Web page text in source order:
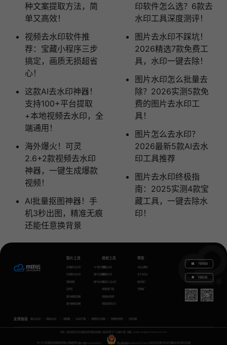
种文案提取方法，简
单又高效！
视频去水印软件推
荐：宝藏小程序三步
搞定，画质无损超省
心！
这款AI去水印神器！
支持100+平台提取
+本地视频去水印，全
端通用！
海外爆火！可灵
2.6+2款视频去水印
神器，一键生成爆款
视频！
AI批量抠图神器！手
机3秒出图，精准无痕
还能任意换背景
印软件怎么选？6款去
水印工具深度测评！
图片去水印不踩坑！
2026精选7款免费工
具，水印一键去除！
图片水印怎么批量去
除？2026实测5款免
费的图片去水印工
具！
图片怎么去水印？
2026最新5款AI去水
印工具推荐
图片去水印终极指
南：2025实测4款宝
藏工具，一键去除水
印！
图片工具
在线图片去水印
在线图片加水印
智能抠图
证件照
图片模糊变清晰
图片模糊变清晰
GIF图片生成
图片无损放大
图片转文字
视频工具
视频去水印
视频加水印
视频怎么去水印
视频提取下载
视频格式转换
视频语音转文字
帮助
水印云教程
关于水印云
联系我们
代理推广
下载电脑版
下载移动端
友情链接 图片去水印 视频去水印 一键抠图 去水印下载 视频转文字提取 免费配音软件
地址：湖北省武汉市东湖新技术开发区关南园一路当代梦工厂4号楼10楼，邮箱：yinglin.wu@udreamtech.com
©2020武汉联合创想科技有限公司版权所有 鄂ICP备17031026号-8 鄂公网安备42018502007353 水印云专注 图片去水印 视频去水印 国内杰出者